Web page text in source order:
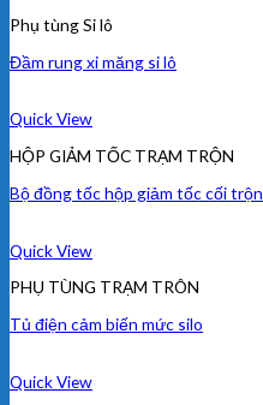
Phụ tùng Si lô
Đầm rung xi măng si lô
Quick View
HỘP GIẢM TỐC TRẠM TRỘN
Bộ đồng tốc hộp giảm tốc cối trộn
Quick View
PHỤ TÙNG TRẠM TRÔN
Tủ điện cảm biến mức silo
Quick View